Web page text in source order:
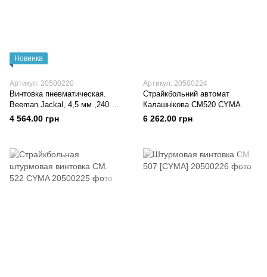
Новинка
Артикул: 20500220
Винтовка пневматическая.
Beeman Jackal, 4,5 мм ,240 м/з
2066
4 564.00 грн
Артикул: 20500224
Страйкбольний автомат
Калашнікова СМ520 CYMA
6 262.00 грн